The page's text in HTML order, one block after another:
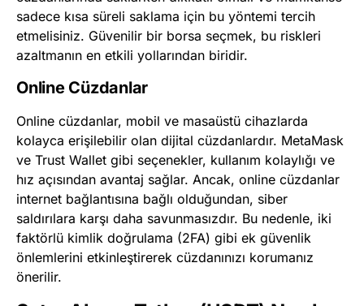
sadece kısa süreli saklama için bu yöntemi tercih
etmelisiniz. Güvenilir bir borsa seçmek, bu riskleri
azaltmanın en etkili yollarından biridir.
Online Cüzdanlar
Online cüzdanlar, mobil ve masaüstü cihazlarda
kolayca erişilebilir olan dijital cüzdanlardır. MetaMask
ve Trust Wallet gibi seçenekler, kullanım kolaylığı ve
hız açısından avantaj sağlar. Ancak, online cüzdanlar
internet bağlantısına bağlı olduğundan, siber
saldırılara karşı daha savunmasızdır. Bu nedenle, iki
faktörlü kimlik doğrulama (2FA) gibi ek güvenlik
önlemlerini etkinleştirerek cüzdanınızı korumanız
önerilir.